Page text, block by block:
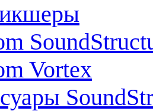
Vortex